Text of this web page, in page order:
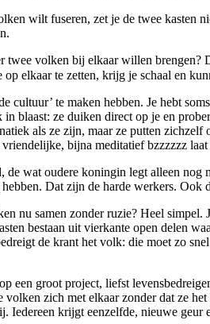
wilt fuseren, zet je de twee kasten
twee volken bij elkaar willen brengen?
elkaar te zetten, krijg je schaal en
cultuur’ te maken hebben. Je hebt
blaast: ze duiken direct op je en
als ze zijn, maar ze putten
bijna meditatief bzzzzzz
de wat oudere koningin legt alleen
Dat zijn de harde werkers. Ook
nu samen zonder ruzie? Heel
bestaan uit vierkante open delen
de krant het volk: die moet zo
een groot project, liefst
volken zich met elkaar zonder dat ze
Iedereen krijgt eenzelfde, nieuwe